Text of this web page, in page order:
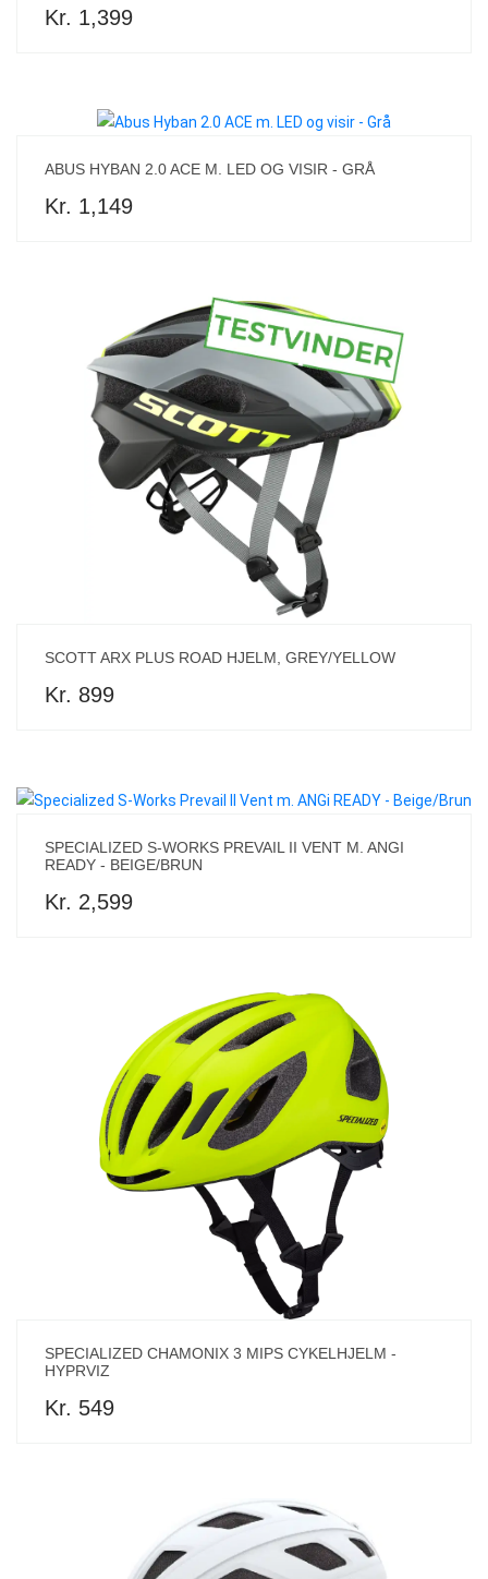
Kr. 1,399
ABUS HYBAN 2.0 ACE M. LED OG VISIR - GRÅ
Kr. 1,149
SCOTT ARX PLUS ROAD HJELM, GREY/YELLOW
Kr. 899
SPECIALIZED S-WORKS PREVAIL II VENT M. ANGI
READY - BEIGE/BRUN
Kr. 2,599
SPECIALIZED CHAMONIX 3 MIPS CYKELHJELM -
HYPRVIZ
Kr. 549